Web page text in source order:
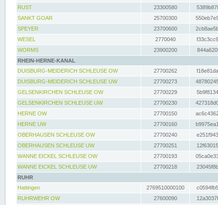
RUST
23300580
SANKT GOAR
25700300
SPEYER
23700600
WESEL
2770040
WORMS
23900200
RHEIN-HERNE-KANAL
DUISBURG-MEIDERICH SCHLEUSE OW
27700262
DUISBURG-MEIDERICH SCHLEUSE UW
27700273
GELSENKIRCHEN SCHLEUSE OW
27700229
GELSENKIRCHEN SCHLEUSE UW
27700230
HERNE OW
27700150
HERNE UW
27700160
OBERHAUSEN SCHLEUSE OW
27700240
OBERHAUSEN SCHLEUSE UW
27700251
WANNE EICKEL SCHLEUSE OW
27700193
WANNE EICKEL SCHLEUSE UW
27700218
RUHR
Hattingen
2769510000100
RUHRWEHR OW
27600090